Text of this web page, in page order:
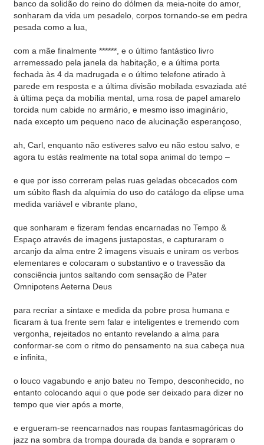
banco da solidão do reino do dólmen da meia-noite do amor,
sonharam da vida um pesadelo, corpos tornando-se em pedra
pesada como a lua,
com a mãe finalmente ******, e o último fantástico livro
arremessado pela janela da habitação, e a última porta
fechada às 4 da madrugada e o último telefone atirado à
parede em resposta e a última divisão mobilada esvaziada até
à última peça da mobília mental, uma rosa de papel amarelo
torcida num cabide no armário, e mesmo isso imaginário,
nada excepto um pequeno naco de alucinação esperançoso,
ah, Carl, enquanto não estiveres salvo eu não estou salvo, e
agora tu estás realmente na total sopa animal do tempo –
e que por isso correram pelas ruas geladas obcecados com
um súbito flash da alquimia do uso do catálogo da elipse uma
medida variável e vibrante plano,
que sonharam e fizeram fendas encarnadas no Tempo &
Espaço através de imagens justapostas, e capturaram o
arcanjo da alma entre 2 imagens visuais e uniram os verbos
elementares e colocaram o substantivo e o travessão da
consciência juntos saltando com sensação de Pater
Omnipotens Aeterna Deus
para recriar a sintaxe e medida da pobre prosa humana e
ficaram à tua frente sem falar e inteligentes e tremendo com
vergonha, rejeitados no entanto revelando a alma para
conformar-se com o ritmo do pensamento na sua cabeça nua
e infinita,
o louco vagabundo e anjo bateu no Tempo, desconhecido, no
entanto colocando aqui o que pode ser deixado para dizer no
tempo que vier após a morte,
e ergueram-se reencarnados nas roupas fantasmagóricas do
jazz na sombra da trompa dourada da banda e sopraram o